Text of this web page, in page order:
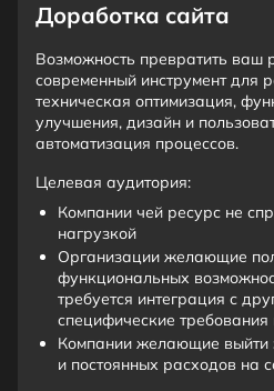
Доработка сайта
Возможность превратить ваш
современный инструмент для
техническая оптимизация,
улучшения, дизайн и
автоматизация процессов.
Целевая аудитория:
Компании чей ресурс не
нагрузкой
Организации желающие
функциональных
требуется интеграция с
специфические требования
Компании желающие выйти
и постоянных расходов на